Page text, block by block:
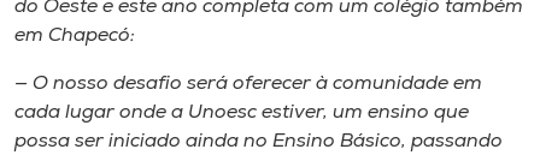
do Oeste e este ano completa com um colégio também
em Chapecó:
— O nosso desafio será oferecer à comunidade em
cada lugar onde a Unoesc estiver, um ensino que
possa ser iniciado ainda no Ensino Básico, passando